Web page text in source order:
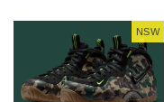
NSW